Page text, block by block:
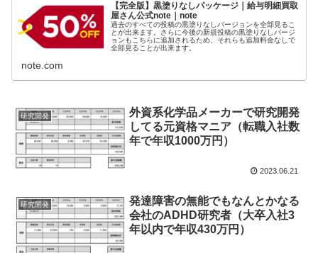
【完全版】黒塗りなしパッケージ｜給与明細買取
屋さん公式note｜note
過去のすべての投稿の黒塗りなしバージョンを全部見るこ
とが出来ます。さらに今後の新規投稿の黒塗りなしバージ
ョンもこちらに追加されるため、それらも追加料金なしで
全部見ることが出来ます。
note.com
研究開発
外資系化学品メーカーで研究開発
してる元資格マニア（転職入社数
年で年収1000万円）
2023.06.21
研究開発
発達障害の無能でもなんとかなる
会社のADHD研究者（大卒入社3
年以内で年収430万円）